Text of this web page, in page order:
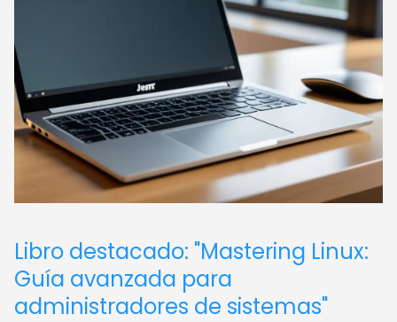
Libro destacado: "Mastering Linux:
Guía avanzada para
administradores de sistemas"